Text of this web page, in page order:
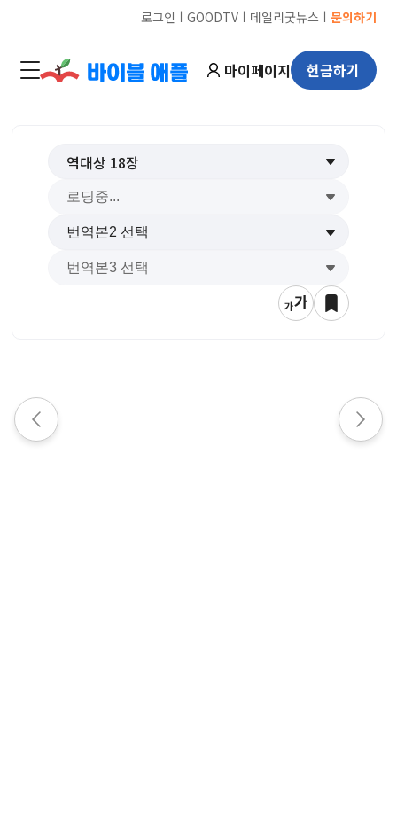
로그인 ㅣ GOODTVㅣ 데일리굿뉴스 ㅣ 문의하기
마이페이지 헌금하기
역대상 18장